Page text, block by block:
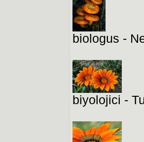
biologus -
biyolojici -